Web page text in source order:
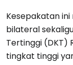
Kesepakatan
bilateral
Tertinggi (DKT)
tingkat tinggi